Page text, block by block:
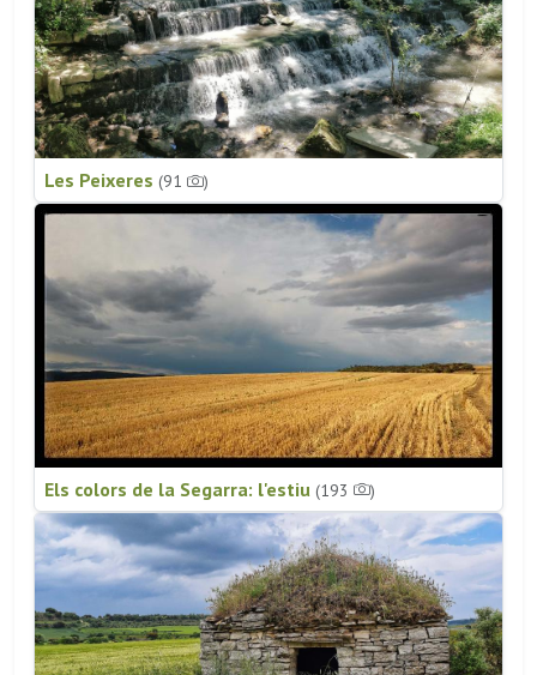
Les Peixeres (91 )
Els colors de la Segarra: l'estiu (193 )